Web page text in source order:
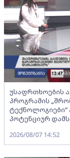
უსაფრთხოების
პროგრამის
ტექნოლოგიები“
პოტენციურ
2026/08/07 14:52